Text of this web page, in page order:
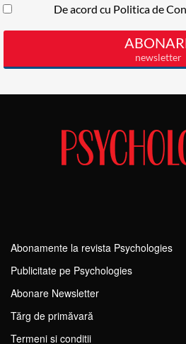
Abonamente la revista Psychologies
Publicitate pe Psychologies
Abonare Newsletter
Tărg de primăvară
Termeni si conditii